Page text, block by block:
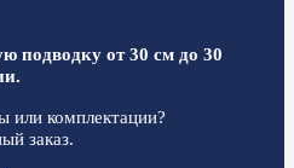
подводку от 30 см до 30
комплектации?
заказ.